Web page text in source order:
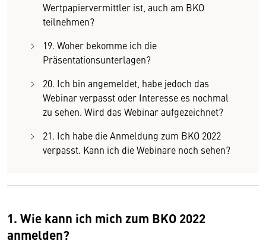
Wertpapiervermittler ist, auch am BKO
teilnehmen?
19. Woher bekomme ich die
Präsentationsunterlagen?
20. Ich bin angemeldet, habe jedoch das
Webinar verpasst oder Interesse es nochmal
zu sehen. Wird das Webinar aufgezeichnet?
21. Ich habe die Anmeldung zum BKO 2022
verpasst. Kann ich die Webinare noch sehen?
1. Wie kann ich mich zum BKO 2022
anmelden?